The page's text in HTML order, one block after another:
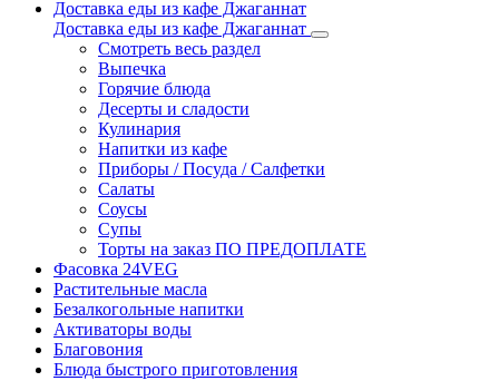
Доставка еды из кафе Джаганнат
Доставка еды из кафе Джаганнат
Смотреть весь раздел
Выпечка
Горячие блюда
Десерты и сладости
Кулинария
Напитки из кафе
Приборы / Посуда / Салфетки
Салаты
Соусы
Супы
Торты на заказ ПО ПРЕДОПЛАТЕ
Фасовка 24VEG
Растительные масла
Безалкогольные напитки
Активаторы воды
Благовония
Блюда быстрого приготовления